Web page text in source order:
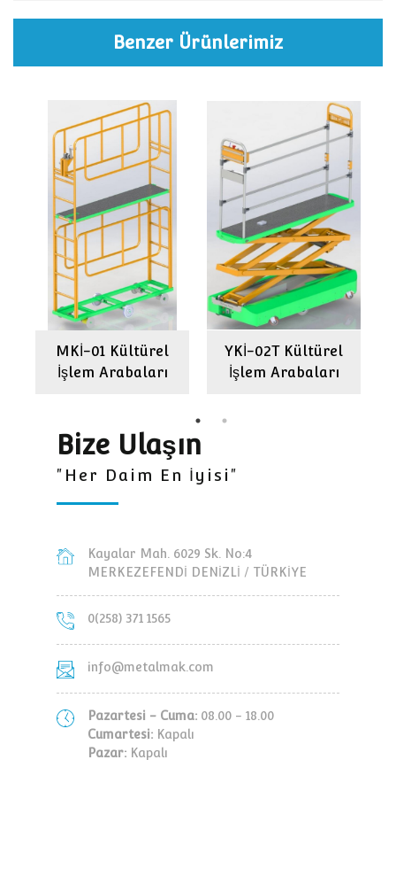
Benzer Ürünlerimiz
MKİ-01 Kültürel
İşlem Arabaları
YKİ-02T Kültürel
İşlem Arabaları
Bize Ulaşın
"Her Daim En İyisi"
Kayalar Mah. 6029 Sk. No:4
MERKEZEFENDİ DENİZLİ / TÜRKİYE
0(258) 371 1565
info@metalmak.com
Pazartesi - Cuma: 08.00 - 18.00
Cumartesi: Kapalı
Pazar: Kapalı